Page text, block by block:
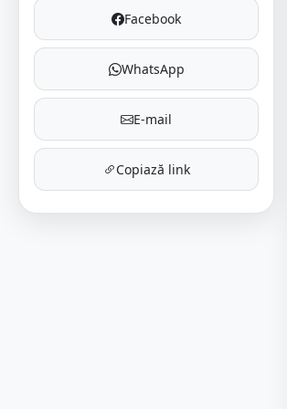
Facebook
WhatsApp
E-mail
Copiază link